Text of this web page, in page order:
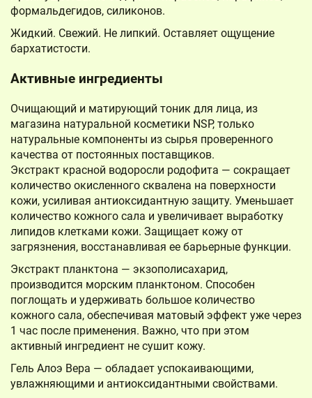
формальдегидов, силиконов.
Жидкий. Свежий. Не липкий. Оставляет ощущение
бархатистости.
Активные ингредиенты
Очищающий и матирующий тоник для лица, из
магазина натуральной косметики NSP, только
натуральные компоненты из сырья проверенного
качества от постоянных поставщиков.
Экстракт красной водоросли родофита — сокращает
количество окисленного сквалена на поверхности
кожи, усиливая антиоксидантную защиту. Уменьшает
количество кожного сала и увеличивает выработку
липидов клетками кожи. Защищает кожу от
загрязнения, восстанавливая ее барьерные функции.
Экстракт планктона — экзополисахарид,
производится морским планктоном. Способен
поглощать и удерживать большое количество
кожного сала, обеспечивая матовый эффект уже через
1 час после применения. Важно, что при этом
активный ингредиент не сушит кожу.
Гель Алоэ Вера — обладает успокаивающими,
увлажняющими и антиоксидантными свойствами.